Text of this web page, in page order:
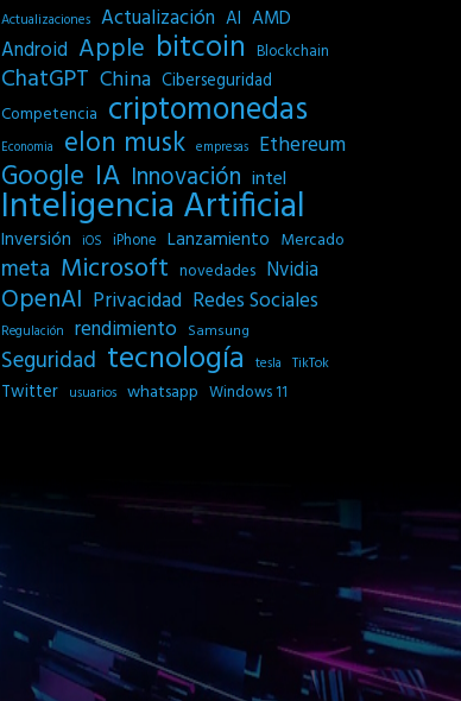
Actualizaciones Actualización AI AMD
Android Apple bitcoin Blockchain
ChatGPT China Ciberseguridad
Competencia criptomonedas
Economia elon musk empresas Ethereum
Google IA Innovación intel
Inteligencia Artificial
Inversión iOS iPhone Lanzamiento Mercado
meta Microsoft novedades Nvidia
OpenAI Privacidad Redes Sociales
Regulación rendimiento Samsung
Seguridad tecnología tesla TikTok
Twitter usuarios whatsapp Windows 11